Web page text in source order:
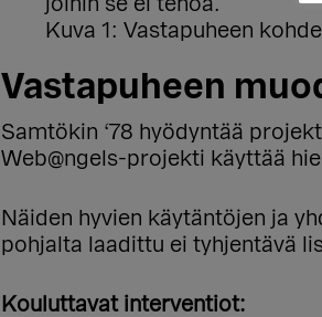
Kuva 1: Vastapuheen
Vastapuheen
Samtökin ‘78 hyödyntää
Web@ngels-projekti käyttää
Näiden hyvien käytäntöjen ja
pohjalta laadittu ei tyhjentävä
Kouluttavat interventiot: